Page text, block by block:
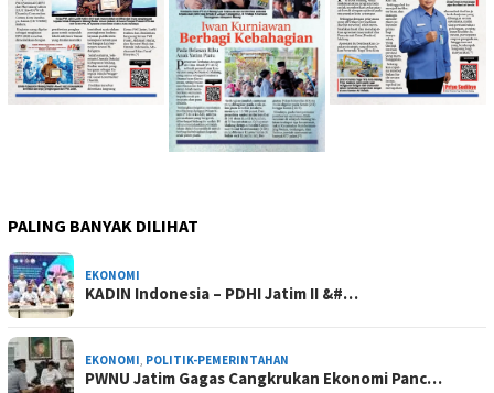
PALING BANYAK DILIHAT
EKONOMI
KADIN Indonesia – PDHI Jatim II &#…
EKONOMI, POLITIK-PEMERINTAHAN
PWNU Jatim Gagas Cangkrukan Ekonomi Panc…